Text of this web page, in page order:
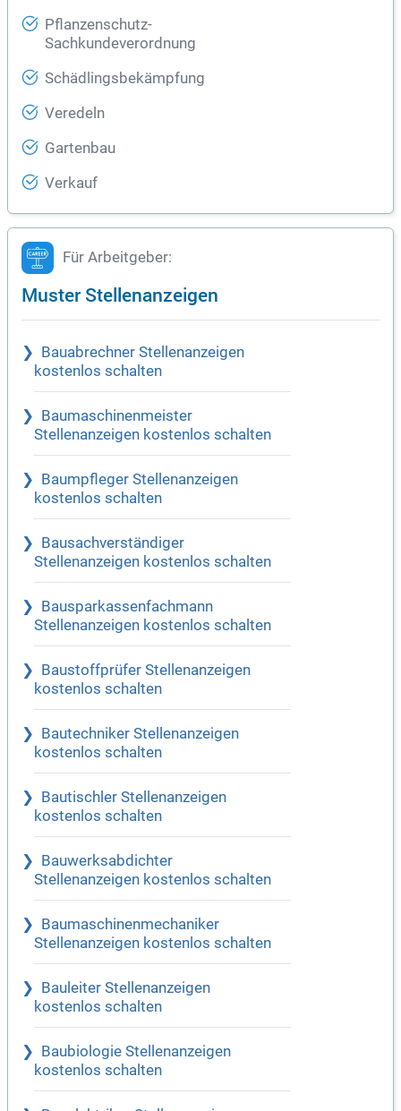
Pflanzenschutz-
Sachkundeverordnung
Schädlingsbekämpfung
Veredeln
Gartenbau
Verkauf
Für Arbeitgeber:
Muster Stellenanzeigen
Bauabrechner Stellenanzeigen
kostenlos schalten
Baumaschinenmeister
Stellenanzeigen kostenlos schalten
Baumpfleger Stellenanzeigen
kostenlos schalten
Bausachverständiger
Stellenanzeigen kostenlos schalten
Bausparkassenfachmann
Stellenanzeigen kostenlos schalten
Baustoffprüfer Stellenanzeigen
kostenlos schalten
Bautechniker Stellenanzeigen
kostenlos schalten
Bautischler Stellenanzeigen
kostenlos schalten
Bauwerksabdichter
Stellenanzeigen kostenlos schalten
Baumaschinenmechaniker
Stellenanzeigen kostenlos schalten
Bauleiter Stellenanzeigen
kostenlos schalten
Baubiologie Stellenanzeigen
kostenlos schalten